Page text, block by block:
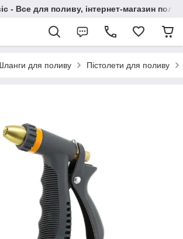
- Все для поливу, інтернет-магазин
для поливу Пістолети для поливу